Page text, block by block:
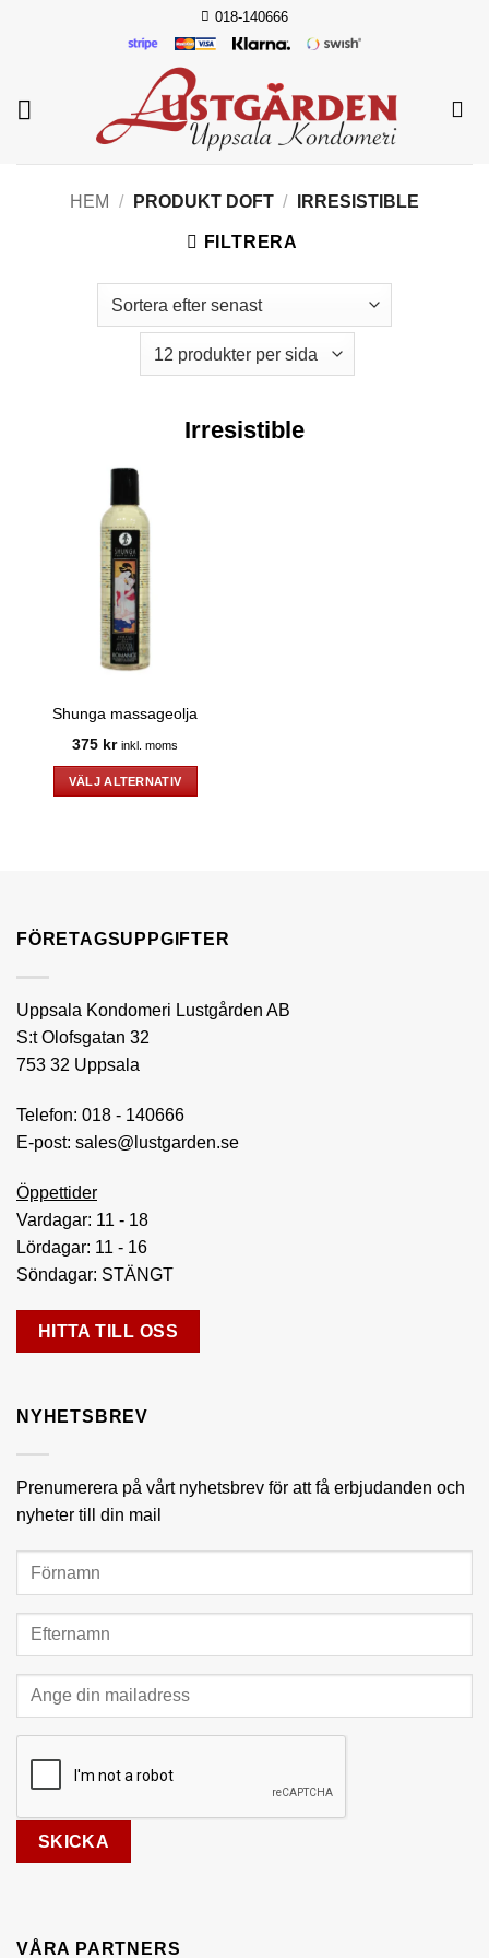
018-140666
HEM / PRODUKT DOFT / IRRESISTIBLE
FILTRERA
Irresistible
Shunga massageolja
375 kr inkl. moms
VÄLJ ALTERNATIV
De
kan
väljas
på
FÖRETAGSUPPGIFTER
Uppsala Kondomeri Lustgården AB
S:t Olofsgatan 32
753 32 Uppsala
Telefon: 018 - 140666
E-post: sales@lustgarden.se
Öppettider
Vardagar: 11 - 18
Lördagar: 11 - 16
Söndagar: STÄNGT
HITTA TILL OSS
NYHETSBREV
Prenumerera på vårt nyhetsbrev för att få erbjudanden och
nyheter till din mail
VÅRA PARTNERS